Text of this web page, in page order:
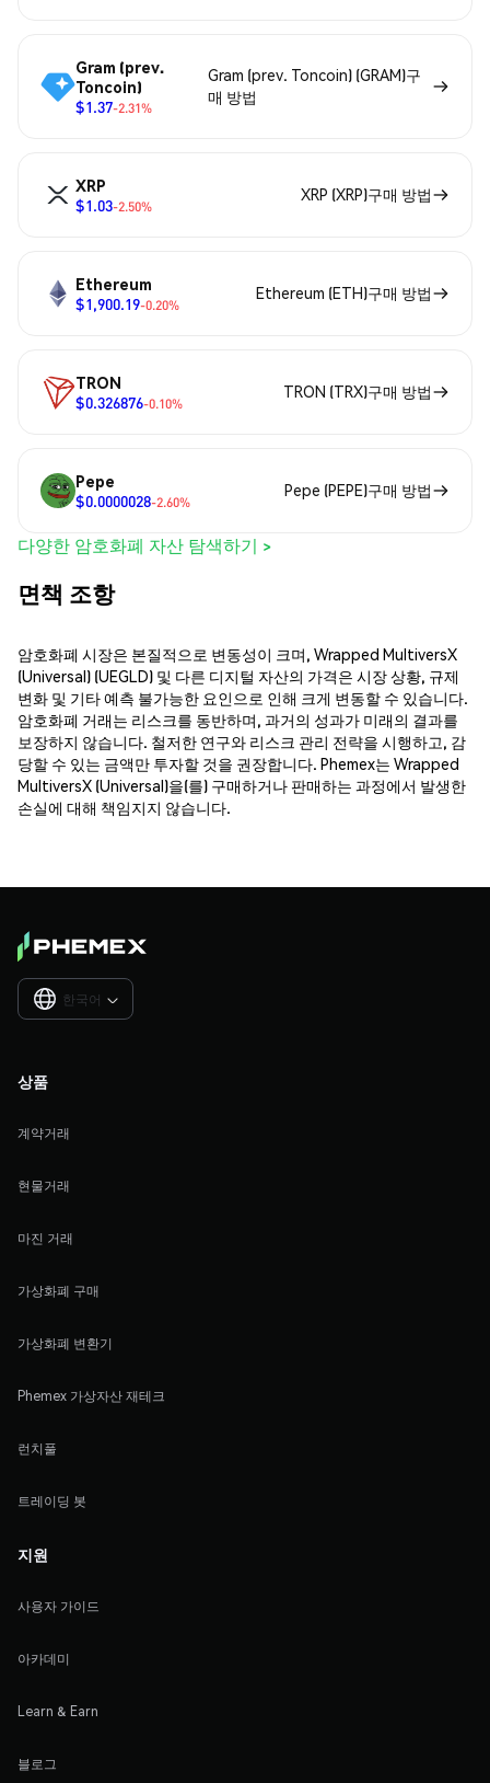
Gram (prev.
Toncoin)
$1.37-2.31%
Gram (prev. Toncoin) (GRAM)구
매 방법
XRP
$1.03-2.50%
XRP (XRP)구매 방법
Ethereum
$1,900.19-0.20%
Ethereum (ETH)구매 방법
TRON
$0.326876-0.10%
TRON (TRX)구매 방법
Pepe
$0.0000028-2.60%
Pepe (PEPE)구매 방법
다양한 암호화폐 자산 탐색하기 >
면책 조항
암호화폐 시장은 본질적으로 변동성이 크며, Wrapped MultiversX
(Universal) (UEGLD) 및 다른 디지털 자산의 가격은 시장 상황, 규제
변화 및 기타 예측 불가능한 요인으로 인해 크게 변동할 수 있습니다.
암호화폐 거래는 리스크를 동반하며, 과거의 성과가 미래의 결과를
보장하지 않습니다. 철저한 연구와 리스크 관리 전략을 시행하고, 감
당할 수 있는 금액만 투자할 것을 권장합니다. Phemex는 Wrapped
MultiversX (Universal)을(를) 구매하거나 판매하는 과정에서 발생한
손실에 대해 책임지지 않습니다.
한국어 
상품
계약거래
현물거래
마진 거래
가상화폐 구매
가상화폐 변환기
Phemex 가상자산 재테크
런치풀
트레이딩 봇
지원
사용자 가이드
아카데미
Learn & Earn
블로그